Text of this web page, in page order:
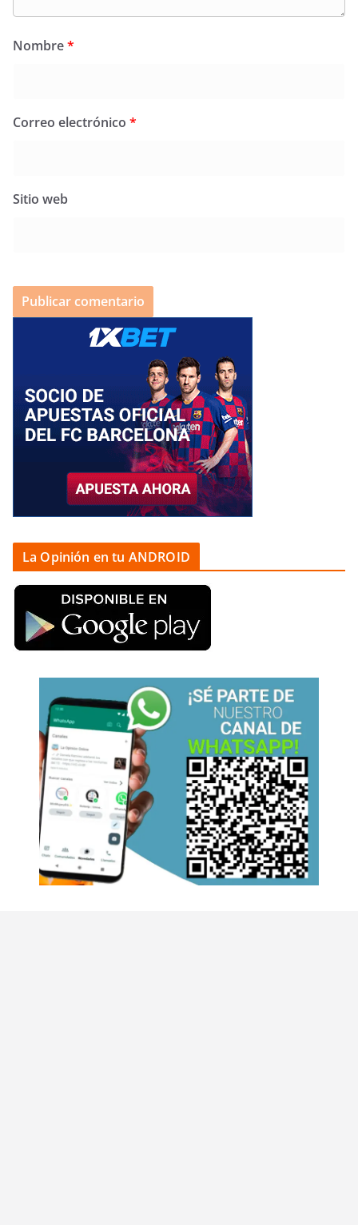
Nombre*
Correo electrónico *
Sitio web
La Opinión en tu ANDROID